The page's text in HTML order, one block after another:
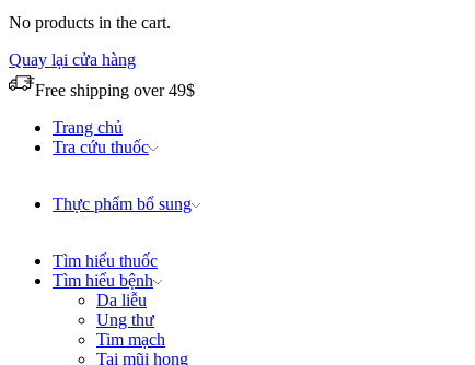
No products in the cart.
Quay lại cửa hàng
Free shipping over 49$
Trang chủ
Tra cứu thuốc
Thực phẩm bổ sung
Tìm hiểu thuốc
Tìm hiểu bệnh
Da liễu
Ung thư
Tim mạch
Tai mũi họng